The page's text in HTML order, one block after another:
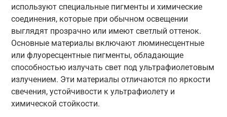
используют специальные пигменты и химические
соединения, которые при обычном освещении
выглядят прозрачно или имеют светлый оттенок.
Основные материалы включают люминесцентные
или флуоресцентные пигменты, обладающие
способностью излучать свет под ультрафиолетовым
излучением. Эти материалы отличаются по яркости
свечения, устойчивости к ультрафиолету и
химической стойкости.